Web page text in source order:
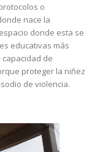
o
nace la
donde esta se
educativas más
de
proteger la niñez
de violencia.